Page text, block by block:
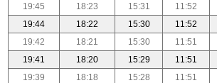
11:52
15:31
18:23
19:45
11:52
15:30
18:22
19:44
11:51
15:30
18:21
19:42
11:51
15:29
18:20
19:41
11:51
15:28
18:18
19:39